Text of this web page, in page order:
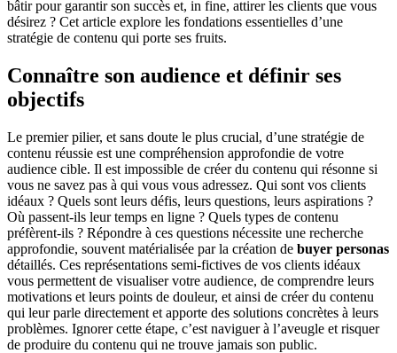
bâtir pour garantir son succès et, in fine, attirer les clients que vous
désirez ? Cet article explore les fondations essentielles d’une
stratégie de contenu qui porte ses fruits.
Connaître son audience et définir ses
objectifs
Le premier pilier, et sans doute le plus crucial, d’une stratégie de
contenu réussie est une compréhension approfondie de votre
audience cible. Il est impossible de créer du contenu qui résonne si
vous ne savez pas à qui vous vous adressez. Qui sont vos clients
idéaux ? Quels sont leurs défis, leurs questions, leurs aspirations ?
Où passent-ils leur temps en ligne ? Quels types de contenu
préfèrent-ils ? Répondre à ces questions nécessite une recherche
approfondie, souvent matérialisée par la création de buyer personas
détaillés. Ces représentations semi-fictives de vos clients idéaux
vous permettent de visualiser votre audience, de comprendre leurs
motivations et leurs points de douleur, et ainsi de créer du contenu
qui leur parle directement et apporte des solutions concrètes à leurs
problèmes. Ignorer cette étape, c’est naviguer à l’aveugle et risquer
de produire du contenu qui ne trouve jamais son public.